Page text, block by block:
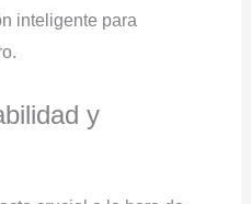
inteligente para
y